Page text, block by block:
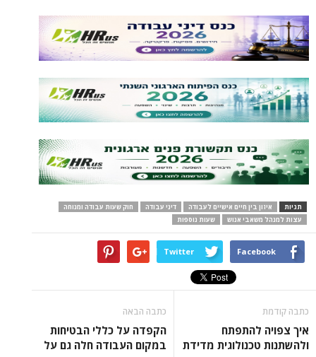
תגיות איזון בין חיים אישיים לעבודה דיני עבודה
חוק שעות עבודה ומנוחה
עצות למנהל משאבי אנוש
שעות נוספות
Facebook
Twitter
כתבה קודמת
איך צפויה להתפתח
ולהשתנות טכנולוגית מדידת
כתבה הבאה
הקפדה על כללי הבטיחות
במקום העבודה חלה גם על